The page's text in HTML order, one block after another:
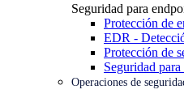
Seguridad para
Protección de
EDR -
Protección de
Seguridad
Operaciones de